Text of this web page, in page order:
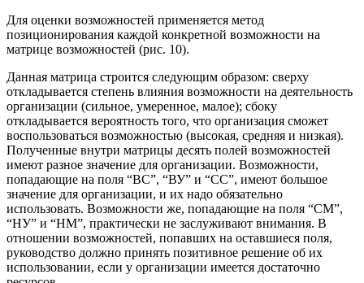
Для оценки возможностей применяется метод
позиционирования каждой конкретной возможности на
матрице возможностей (рис. 10).
Данная матрица строится следующим образом: сверху
откладывается степень влияния возможности на деятельность
организации (сильное, умеренное, малое); сбоку
откладывается вероятность того, что организация сможет
воспользоваться возможностью (высокая, средняя и низкая).
Полученные внутри матрицы десять полей возможностей
имеют разное значение для организации. Возможности,
попадающие на поля “ВС”, “ВУ” и “СС”, имеют большое
значение для организации, и их надо обязательно
использовать. Возможности же, попадающие на поля “СМ”,
“НУ” и “НМ”, практически не заслуживают внимания. В
отношении возможностей, попавших на оставшиеся поля,
руководство должно принять позитивное решение об их
использовании, если у организации имеется достаточно